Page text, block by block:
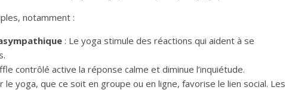
notamment :
: Le yoga stimule des réactions qui aident à se
contrôlé active la réponse calme et diminue l’inquiétude.
le yoga, que ce soit en groupe ou en ligne, favorise le lien social. Les